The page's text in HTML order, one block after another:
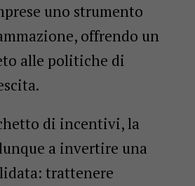
uno strumento
offrendo un
alle politiche di
di incentivi, la
a invertire una
trattenere